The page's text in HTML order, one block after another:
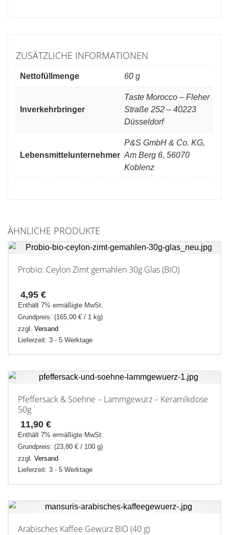
ZUSÄTZLICHE INFORMATIONEN
Nettofüllmenge 60 g
Inverkehrbringer
Taste Morocco – Fleher
Straße 252 – 40223
Düsseldorf
Lebensmittelunternehmer
P&S GmbH & Co. KG,
Am Berg 6, 56070
Koblenz
ÄHNLICHE PRODUKTE
Probio: Ceylon Zimt gemahlen 30g Glas (BIO)
4,95 €
Enthält 7% ermäßigte MwSt.
Grundpreis: (165,00 € / 1 kg)
zzgl. Versand
Lieferzeit: 3 - 5 Werktage
Pfeffersack & Soehne – Lammgewürz – Keramikdose
50g
11,90 €
Enthält 7% ermäßigte MwSt.
Grundpreis: (23,80 € / 100 g)
zzgl. Versand
Lieferzeit: 3 - 5 Werktage
Arabisches Kaffee Gewürz BIO (40 g)